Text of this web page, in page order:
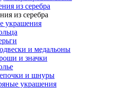
из серебра
из серебра
украшения
и медальоны
и значки
и шнуры
украшения